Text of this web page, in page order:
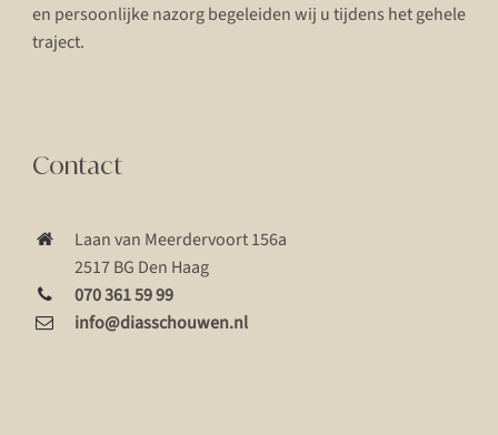
en persoonlijke nazorg begeleiden wij u tijdens het gehele
traject.
Contact
Laan van Meerdervoort 156a
2517 BG Den Haag
070 361 59 99
info@diasschouwen.nl